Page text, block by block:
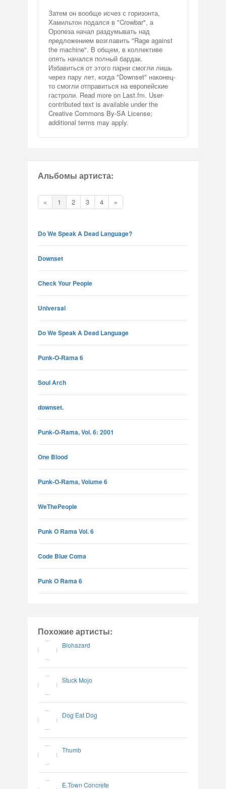
Затем он вообще исчез с горизонта,
Хамильтон подался в "Crowbar", а
Оропеза начал раздумывать над
предложением возглавить "Rage against
the machine". В общем, в коллективе
опять начался полный бардак.
Избавиться от этого парни смогли лишь
через пару лет, когда "Downset" наконец-
то смогли отправиться на европейские
гастроли. Read more on Last.fm. User-
contributed text is available under the
Creative Commons By-SA License;
additional terms may apply.
Альбомы артиста:
« 1 2 3 4 »
Do We Speak A Dead Language?
Downset
Check Your People
Universal
Do We Speak A Dead Language
Punk-O-Rama 6
Soul Arch
downset.
Punk-O-Rama, Vol. 6: 2001
One Blood
Punk-O-Rama, Volume 6
WeThePeople
Punk O Rama Vol. 6
Code Blue Coma
Punk O Rama 6
Похожие артисты:
Biohazard
Stuck Mojo
Dog Eat Dog
Thumb
E.Town Concrete